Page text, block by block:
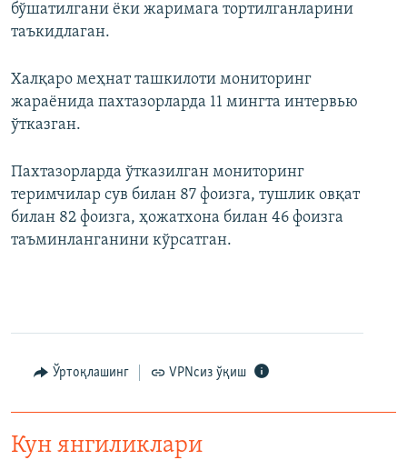
бўшатилгани ёки жаримага тортилганларини
таъкидлаган.
Халқаро меҳнат ташкилоти мониторинг
жараёнида пахтазорларда 11 мингта интервью
ўтказган.
Пахтазорларда ўтказилган мониторинг
теримчилар сув билан 87 фоизга, тушлик овқат
билан 82 фоизга, ҳожатхона билан 46 фоизга
таъминланганини кўрсатган.
Ўртоқлашинг VPNсиз ўқиш
Кун янгиликлари